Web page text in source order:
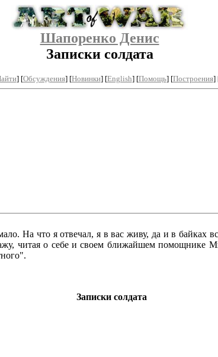
Шапоренко Денис
Записки солдата
] [Обсуждения] [Новинки] [English] [Помощь] [Построения]
На что я отвечал, я в вас живу, да и в байках
читая о себе и своем ближайшем помощнике
Записки солдата